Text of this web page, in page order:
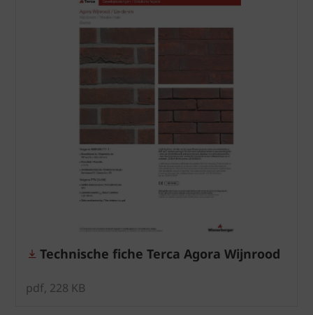
Technische fiche Terca Agora Wijnrood
pdf, 228 KB